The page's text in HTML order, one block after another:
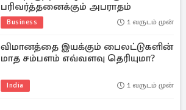
பரிவர்த்தனைக்கும் அபராதம்
Business 1 வருடம் முன்
விமானத்தை இயக்கும் பைலட்டுகளின்
மாத சம்பளம் எவ்வளவு தெரியுமா?
India 1 வருடம் முன்